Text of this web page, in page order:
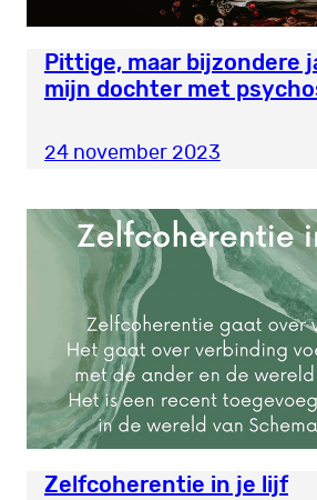
Pittige, maar bijzondere
mijn dochter met
24 november 2023
Zelfcoherentie in je lijf